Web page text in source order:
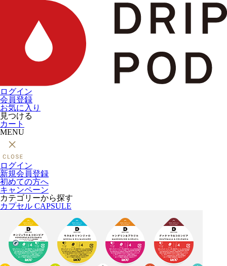
ログイン
会員登録
お気に入り
見つける
カート
MENU
ログイン
新規会員登録
初めての方へ
キャンペーン
カテゴリーから探す
カプセル CAPSULE